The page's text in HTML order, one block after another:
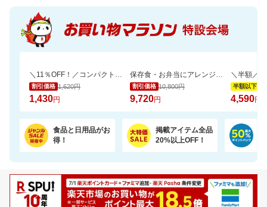
＼11％OFF！／コンパクトな2倍巻き！キッチンペーパー 12ロール
割引価格 1,620円
1,430円
保存食・お弁当にアレンジ無限大！無添加調理＆常温保存可能ミートボール50袋セット
割引価格 10,800円
9,720円
半額以下
4,590円
食品と日用品がお
得！
掲載アイテム全品
20%以上OFF！